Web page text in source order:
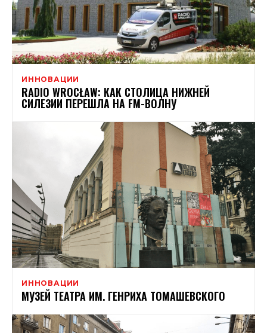
ИННОВАЦИИ
RADIO WROCŁAW: КАК СТОЛИЦА НИЖНЕЙ
СИЛЕЗИИ ПЕРЕШЛА НА FM-ВОЛНУ
ИННОВАЦИИ
МУЗЕЙ ТЕАТРА ИМ. ГЕНРИХА ТОМАШЕВСКОГО